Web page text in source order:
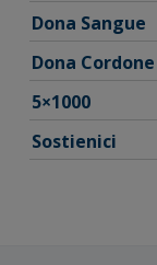
Dona Sangue
Dona
5×1000
Sostienici